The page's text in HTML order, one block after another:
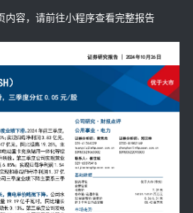
内容，请前往小程序查看完整报告